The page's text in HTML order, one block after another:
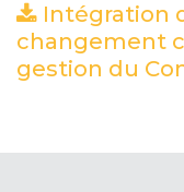
Intégration
changement
gestion du